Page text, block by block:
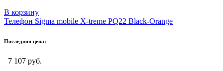
В корзину
Телефон Sigma mobile X-treme PQ22 Black-Orange
Последняя цена:
7 107 руб.